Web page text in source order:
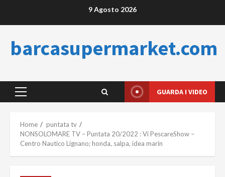
9 Agosto 2026
barcasupermarket.com
Primary
GUARDA I VIDEO
Home
puntata tv
NONSOLOMARE TV – Puntata 20/2022 : Vi PescareShow –
Centro Nautico Lignano; honda, salpa, idea marin